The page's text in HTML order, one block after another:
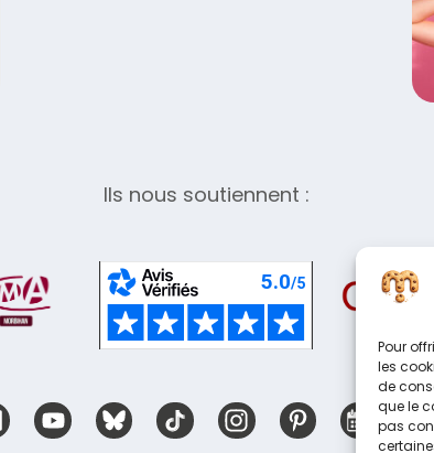
Pour
les
de
que le
pas
Ils nous soutiennent :